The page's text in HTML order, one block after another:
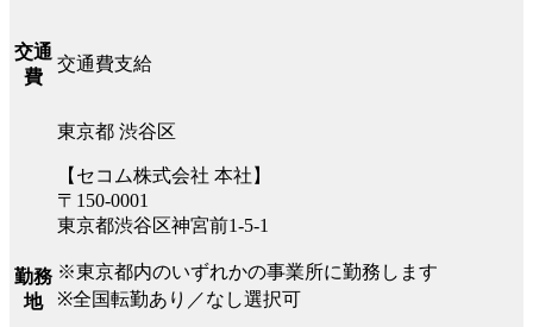
交通
費
交通費支給
勤務
地
東京都 渋谷区
【セコム株式会社 本社】
〒150-0001
東京都渋谷区神宮前1-5-1
※東京都内のいずれかの事業所に勤務します
※全国転勤あり／なし選択可